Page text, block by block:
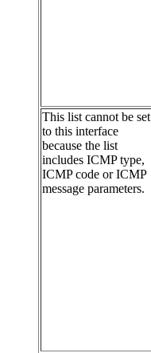
This list cannot be set
to this interface
because the list
includes ICMP type,
ICMP code or ICMP
message parameters.